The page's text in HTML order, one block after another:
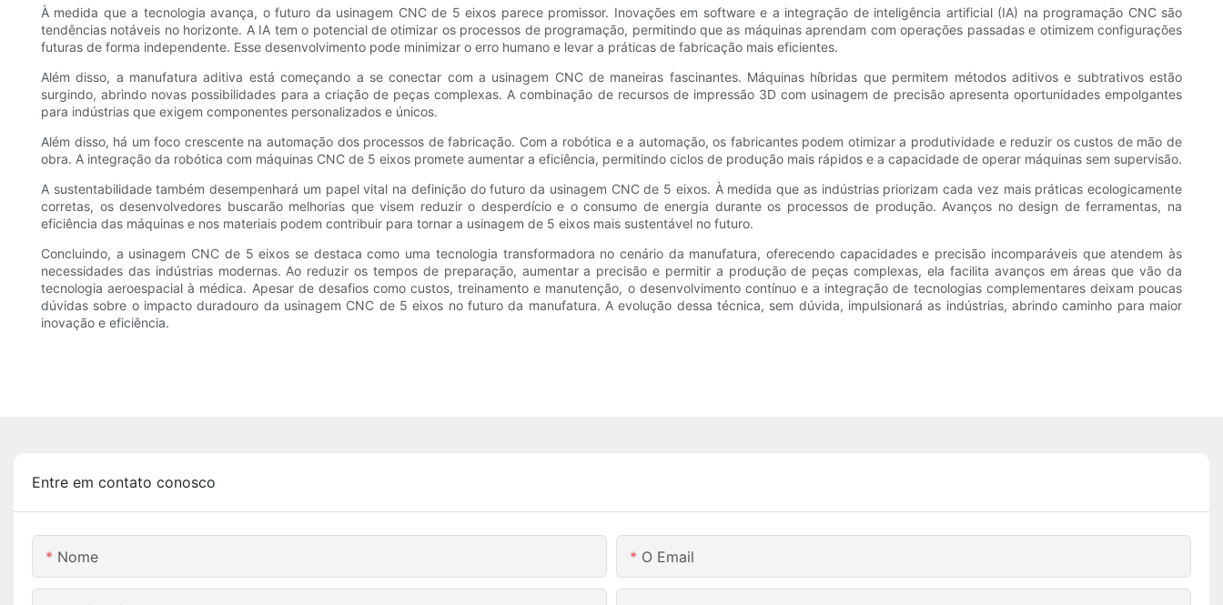
À medida que a tecnologia avança, o futuro da usinagem CNC de 5 eixos parece promissor. Inovações em software e a integração de inteligência artificial (IA) na programação CNC são
tendências notáveis ​​no horizonte. A IA tem o potencial de otimizar os processos de programação, permitindo que as máquinas aprendam com operações passadas e otimizem configurações
futuras de forma independente. Esse desenvolvimento pode minimizar o erro humano e levar a práticas de fabricação mais eficientes.
Além disso, a manufatura aditiva está começando a se conectar com a usinagem CNC de maneiras fascinantes. Máquinas híbridas que permitem métodos aditivos e subtrativos estão
surgindo, abrindo novas possibilidades para a criação de peças complexas. A combinação de recursos de impressão 3D com usinagem de precisão apresenta oportunidades empolgantes
para indústrias que exigem componentes personalizados e únicos.
Além disso, há um foco crescente na automação dos processos de fabricação. Com a robótica e a automação, os fabricantes podem otimizar a produtividade e reduzir os custos de mão de
obra. A integração da robótica com máquinas CNC de 5 eixos promete aumentar a eficiência, permitindo ciclos de produção mais rápidos e a capacidade de operar máquinas sem supervisão.
A sustentabilidade também desempenhará um papel vital na definição do futuro da usinagem CNC de 5 eixos. À medida que as indústrias priorizam cada vez mais práticas ecologicamente
corretas, os desenvolvedores buscarão melhorias que visem reduzir o desperdício e o consumo de energia durante os processos de produção. Avanços no design de ferramentas, na
eficiência das máquinas e nos materiais podem contribuir para tornar a usinagem de 5 eixos mais sustentável no futuro.
Concluindo, a usinagem CNC de 5 eixos se destaca como uma tecnologia transformadora no cenário da manufatura, oferecendo capacidades e precisão incomparáveis ​​que atendem às
necessidades das indústrias modernas. Ao reduzir os tempos de preparação, aumentar a precisão e permitir a produção de peças complexas, ela facilita avanços em áreas que vão da
tecnologia aeroespacial à médica. Apesar de desafios como custos, treinamento e manutenção, o desenvolvimento contínuo e a integração de tecnologias complementares deixam poucas
dúvidas sobre o impacto duradouro da usinagem CNC de 5 eixos no futuro da manufatura. A evolução dessa técnica, sem dúvida, impulsionará as indústrias, abrindo caminho para maior
inovação e eficiência.
Entre em contato conosco
Nome O Email